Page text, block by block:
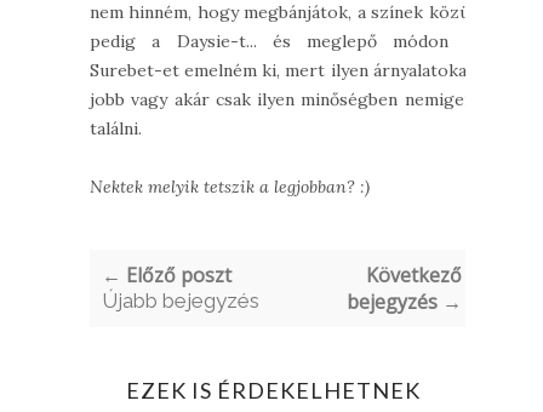
nem hinném, hogy megbánjátok, a színek közül
pedig a Daysie-t... és meglepő módon a
Surebet-et emelném ki, mert ilyen árnyalatokat
jobb vagy akár csak ilyen minőségben nemigen
találni.
Nektek melyik tetszik a legjobban? :)
← Előző poszt
Újabb bejegyzés
Következő
bejegyzés →
EZEK IS ÉRDEKELHETNEK